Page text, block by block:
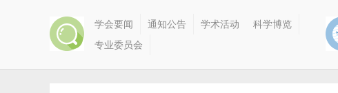
学会要闻 通知公告 学术活动
科学博览
专业委员会